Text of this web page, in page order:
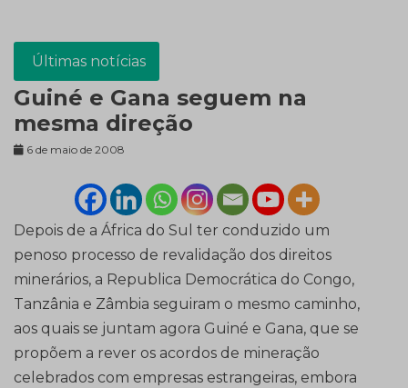
Últimas notícias
Guiné e Gana seguem na
mesma direção
6 de maio de 2008
Depois de a África do Sul ter conduzido um
penoso processo de revalidação dos direitos
minerários, a Republica Democrática do Congo,
Tanzânia e Zâmbia seguiram o mesmo caminho,
aos quais se juntam agora Guiné e Gana, que se
propõem a rever os acordos de mineração
celebrados com empresas estrangeiras, embora